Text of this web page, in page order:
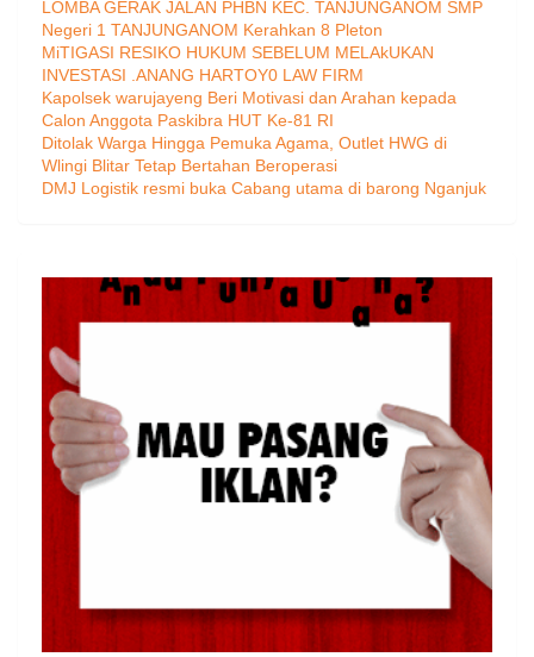
LOMBA GERAK JALAN PHBN KEC. TANJUNGANOM SMP
Negeri 1 TANJUNGANOM Kerahkan 8 Pleton
MiTIGASI RESIKO HUKUM SEBELUM MELAkUKAN
INVESTASI .ANANG HARTOY0 LAW FIRM
Kapolsek warujayeng Beri Motivasi dan Arahan kepada
Calon Anggota Paskibra HUT Ke-81 RI
Ditolak Warga Hingga Pemuka Agama, Outlet HWG di
Wlingi Blitar Tetap Bertahan Beroperasi
DMJ Logistik resmi buka Cabang utama di barong Nganjuk